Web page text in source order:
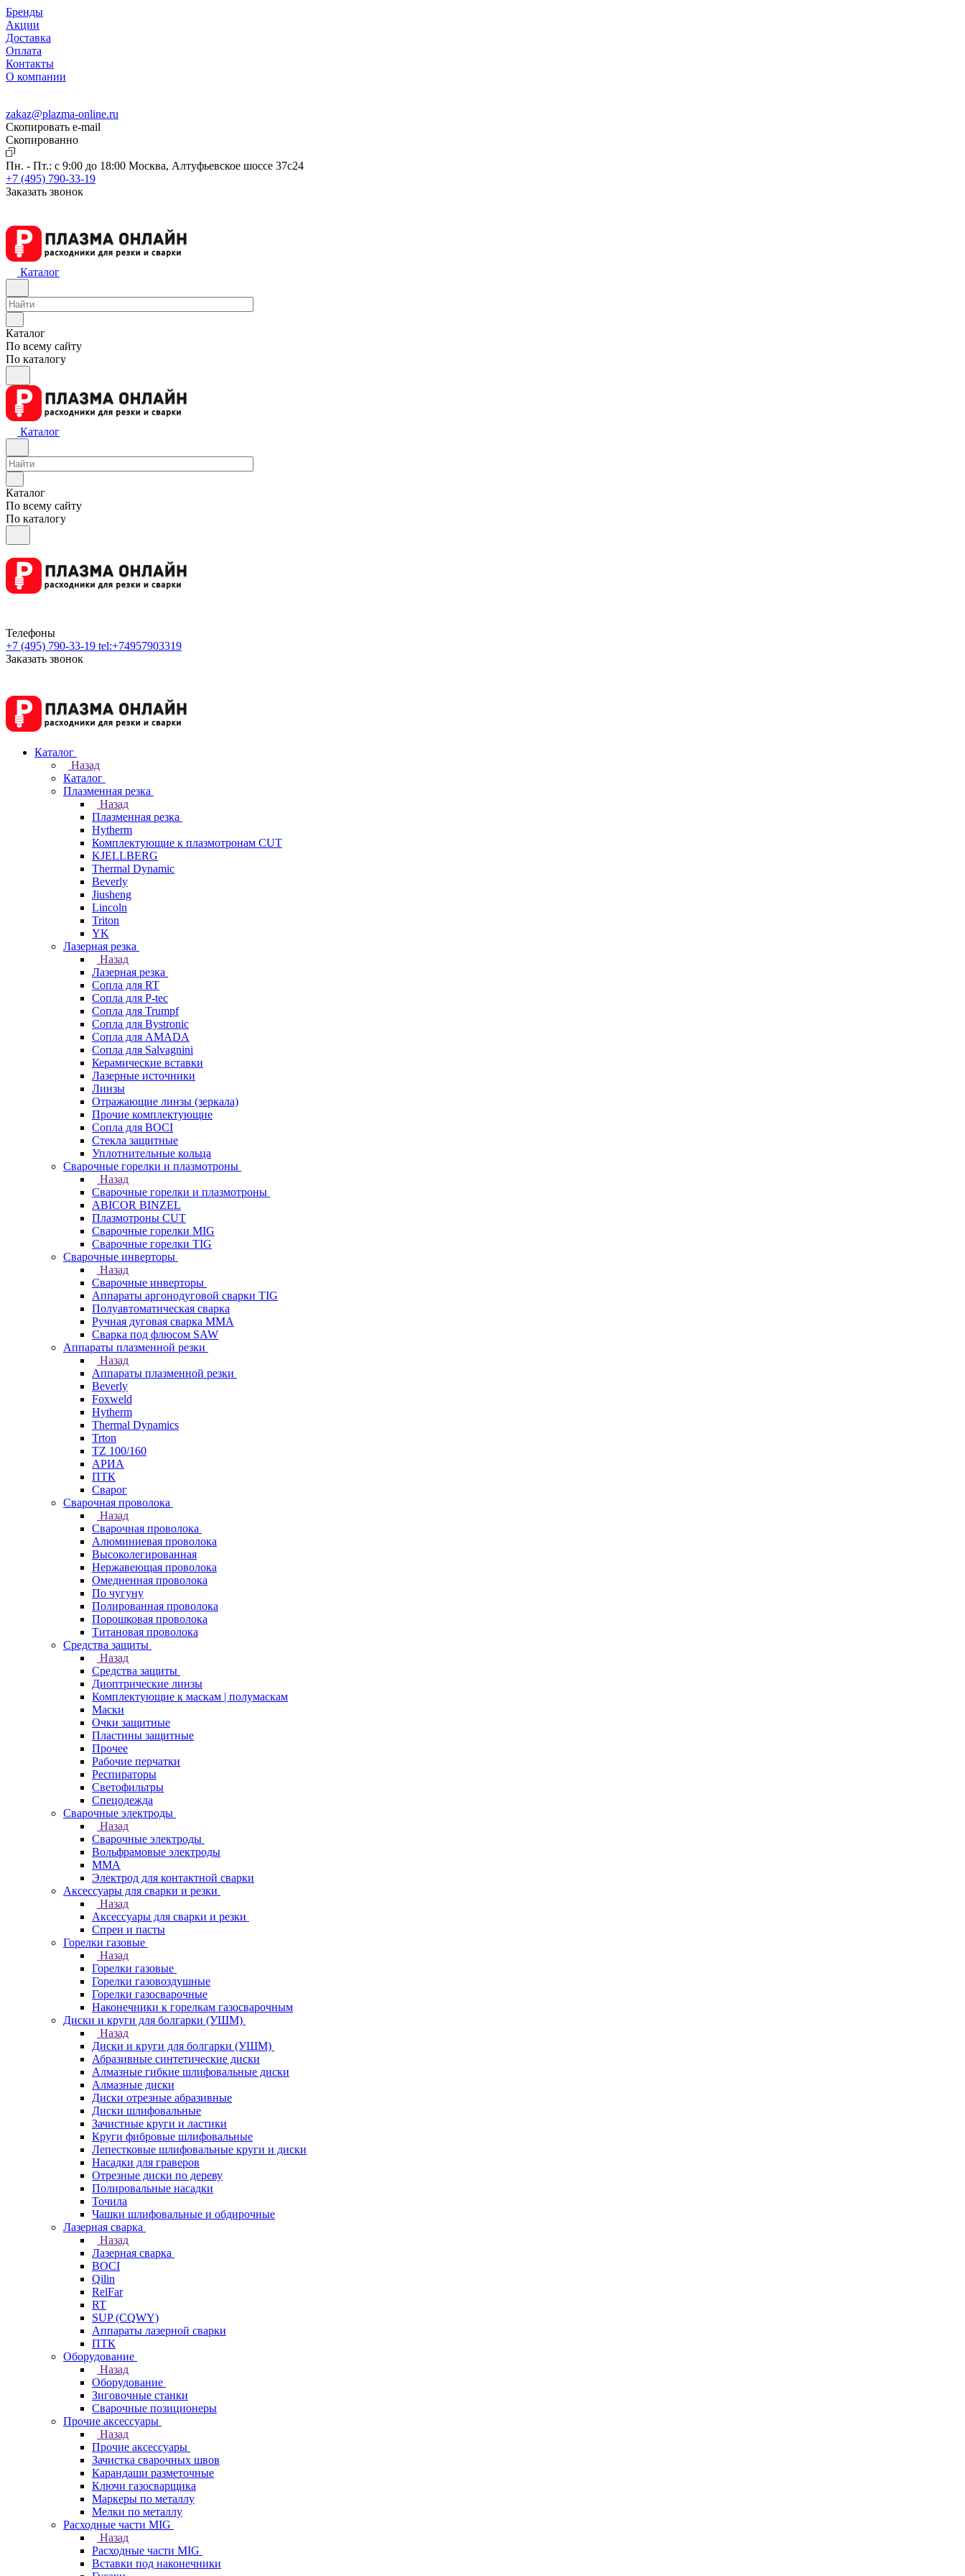
Бренды
Акции
Доставка
Оплата
Контакты
О компании
zakaz@plazma-online.ru
Скопировать e-mail
Cкопированно
Пн. - Пт.: с 9:00 до 18:00 Москва, Алтуфьевское шоссе 37с24
+7 (495) 790-33-19
Заказать звонок
Каталог
Каталог
По всему сайту
По каталогу
Каталог
Каталог
По всему сайту
По каталогу
Телефоны
+7 (495) 790-33-19 tel:+74957903319
Заказать звонок
Каталог
Назад
Каталог
Плазменная резка
Назад
Плазменная резка
Hytherm
Комплектующие к плазмотронам CUT
KJELLBERG
Thermal Dynamic
Beverly
Jiusheng
Lincoln
Triton
YK
Лазерная резка
Назад
Лазерная резка
Сопла для RT
Сопла для P-tec
Сопла для Trumpf
Сопла для Bystronic
Сопла для AMADA
Сопла для Salvagnini
Керамические вставки
Лазерные источники
Линзы
Отражающие линзы (зеркала)
Прочие комплектующие
Сопла для BOCI
Стекла защитные
Уплотнительные кольца
Сварочные горелки и плазмотроны
Назад
Сварочные горелки и плазмотроны
ABICOR BINZEL
Плазмотроны CUT
Сварочные горелки MIG
Сварочные горелки TIG
Сварочные инверторы
Назад
Сварочные инверторы
Аппараты аргонодуговой сварки TIG
Полуавтоматическая сварка
Ручная дуговая сварка MMA
Сварка под флюсом SAW
Аппараты плазменной резки
Назад
Аппараты плазменной резки
Beverly
Foxweld
Hytherm
Thermal Dynamics
Trton
TZ 100/160
АРИА
ПТК
Сварог
Сварочная проволока
Назад
Сварочная проволока
Алюминиевая проволока
Высоколегированная
Нержавеющая проволока
Омедненная проволока
По чугуну
Полированная проволока
Порошковая проволока
Титановая проволока
Средства защиты
Назад
Средства защиты
Диоптрические линзы
Комплектующие к маскам | полумаскам
Маски
Очки защитные
Пластины защитные
Прочее
Рабочие перчатки
Респираторы
Светофильтры
Спецодежда
Сварочные электроды
Назад
Сварочные электроды
Вольфрамовые электроды
ММА
Электрод для контактной сварки
Аксессуары для сварки и резки
Назад
Аксессуары для сварки и резки
Спреи и пасты
Горелки газовые
Назад
Горелки газовые
Горелки газовоздушные
Горелки газосварочные
Наконечники к горелкам газосварочным
Диски и круги для болгарки (УШМ)
Назад
Диски и круги для болгарки (УШМ)
Абразивные синтетические диски
Алмазные гибкие шлифовальные диски
Алмазные диски
Диски отрезные абразивные
Диски шлифовальные
Зачистные круги и ластики
Круги фибровые шлифовальные
Лепестковые шлифовальные круги и диски
Насадки для граверов
Отрезные диски по дереву
Полировальные насадки
Точила
Чашки шлифовальные и обдирочные
Лазерная сварка
Назад
Лазерная сварка
BOCI
Qilin
RelFar
RT
SUP (CQWY)
Аппараты лазерной сварки
ПТК
Оборудование
Назад
Оборудование
Зиговочные станки
Сварочные позиционеры
Прочие аксессуары
Назад
Прочие аксессуары
Зачистка сварочных швов
Карандаши разметочные
Ключи газосварщика
Маркеры по металлу
Мелки по металлу
Расходные части MIG
Назад
Расходные части MIG
Вставки под наконечники